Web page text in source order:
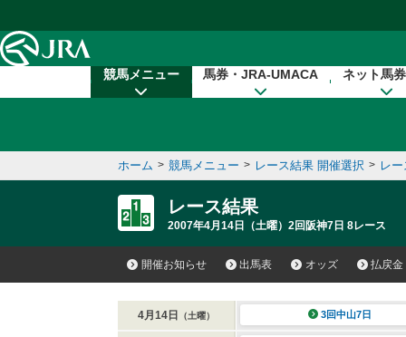
競馬メニュー 馬券・JRA-UMACA ネット馬
ホーム > 競馬メニュー > レース結果 開催選択 > レ
レース結果
2007年4月14日（土曜）2回阪神7日 8レース
開催お知らせ 出馬表 オッズ 払戻金
4月14日 （土曜） 3回中山7日